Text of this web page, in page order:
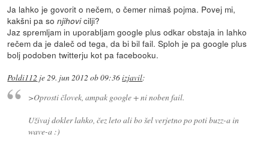
Ja lahko je govorit o nečem, o čemer nimaš pojma. Povej mi,
kakšni pa sonjihovicilji?
Jaz spremljam in uporabljam google plus odkar obstaja in lahko
rečem da je daleč od tega, da bi bil fail. Sploh je pa google plus
bolj podoben twitterju kot pa facebooku.
Poldi112 je29. jun 2012 ob 09:36izjavil:
>Oprosti človek, ampak google + ni noben fail.
Uživaj dokler lahko, čez leto ali bo šel verjetno po poti buzz-a in
wave-a :)